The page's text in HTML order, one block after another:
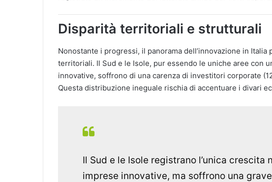
Disparità territoriali e strutturali
Nonostante i progressi, il panorama dell’innovazione in
territoriali. Il Sud e le Isole, pur essendo le uniche aree con
innovative, soffrono di una carenza di investitori corporate
Questa distribuzione ineguale rischia di accentuare i divari
Il Sud e le Isole registrano l’unica crescita
imprese innovative, ma soffrono una